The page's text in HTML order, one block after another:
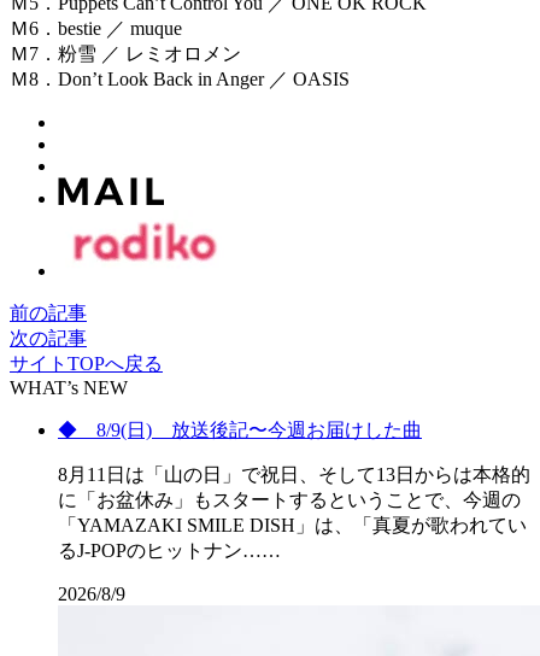
Ｍ6．bestie ／ muque
Ｍ7．粉雪 ／ レミオロメン
Ｍ8．Don’t Look Back in Anger ／ OASIS
前の記事
次の記事
サイトTOPへ戻る
WHAT’s NEW
◆ 8/9(日) 放送後記〜今週お届けした曲
8月11日は「山の日」で祝日、そして13日からは本格的
に「お盆休み」もスタートするということで、今週の
「YAMAZAKI SMILE DISH」は、「真夏が歌われてい
るJ-POPのヒットナン……
2026/8/9